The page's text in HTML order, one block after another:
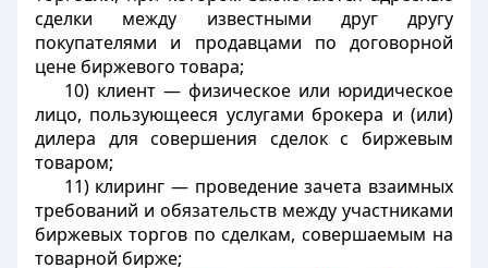
сделки между известными друг другу
покупателями и продавцами по договорной
цене биржевого товара;
10) клиент — физическое или юридическое
лицо, пользующееся услугами брокера и (или)
дилера для совершения сделок с биржевым
товаром;
11) клиринг — проведение зачета взаимных
требований и обязательств между участниками
биржевых торгов по сделкам, совершаемым на
товарной бирже;